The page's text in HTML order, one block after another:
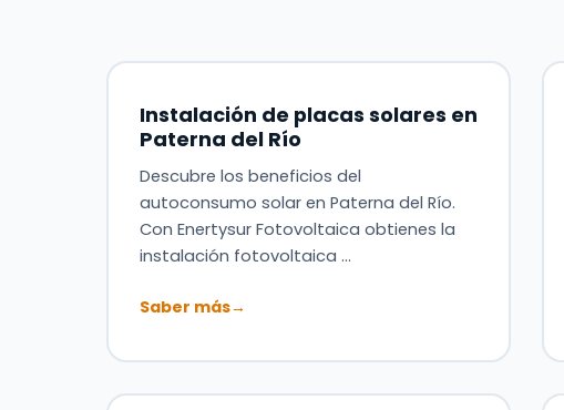
Instalación de placas solares en
Paterna del Río
Descubre los beneficios del
autoconsumo solar en Paterna del Río.
Con Enertysur Fotovoltaica obtienes la
instalación fotovoltaica …
Saber más→